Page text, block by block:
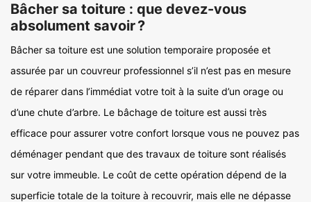
Bâcher sa toiture : que devez-vous
absolument savoir ?
Bâcher sa toiture est une solution temporaire proposée et
assurée par un couvreur professionnel s’il n’est pas en mesure
de réparer dans l’immédiat votre toit à la suite d’un orage ou
d’une chute d’arbre. Le bâchage de toiture est aussi très
efficace pour assurer votre confort lorsque vous ne pouvez pas
déménager pendant que des travaux de toiture sont réalisés
sur votre immeuble. Le coût de cette opération dépend de la
superficie totale de la toiture à recouvrir, mais elle ne dépasse